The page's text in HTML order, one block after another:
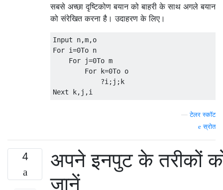
सबसे अच्छा दृष्टिकोण बयान को बाहरी के साथ अगले बयान
को संरेखित करना है। उदाहरण के लिए।
Input n,m,
For i=0To n
For j=0To m
For k=0To o
?i ; j ;
Next k, j ,i
—टेलर स्कॉट
स्रोत
4
अपने इनपुट के तरीकों
जानें